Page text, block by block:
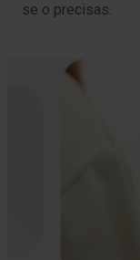
se o precisas.